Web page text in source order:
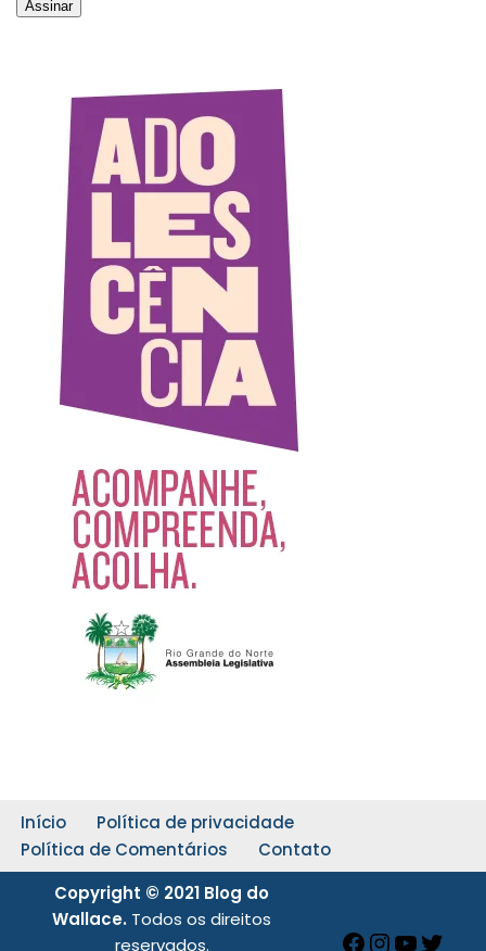
Início
Política de privacidade
Política de Comentários
Contato
Copyright © 2021 Blog do
Wallace. Todos os direitos
reservados.